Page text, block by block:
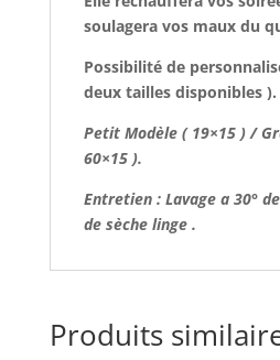
soulagera vos maux du
Possibilité de
deux tailles disponibles ).
Petit Modèle ( 19×15 ) /
60×15 ).
Entretien : Lavage a 30°
de sèche linge .
Produits